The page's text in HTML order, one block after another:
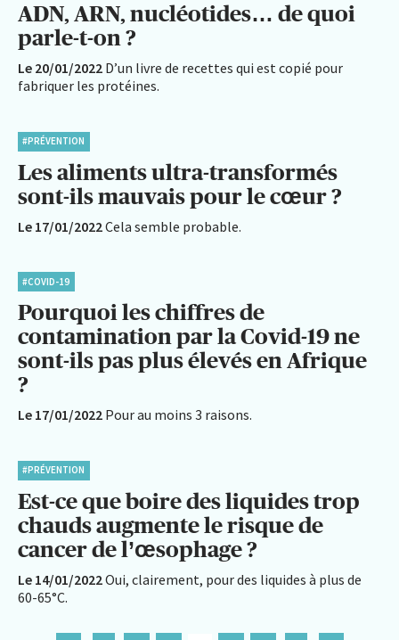
ADN, ARN, nucléotides… de quoi
parle-t-on ?
Le 20/01/2022 D’un livre de recettes qui est copié pour
fabriquer les protéines.
#PRÉVENTION
Les aliments ultra-transformés
sont-ils mauvais pour le cœur ?
Le 17/01/2022Cela semble probable.
#COVID-19
Pourquoi les chiffres de
contamination par la Covid-19 ne
sont-ils pas plus élevés en Afrique
?
Le 17/01/2022 Pour au moins 3 raisons.
#PRÉVENTION
Est-ce que boire des liquides trop
chauds augmente le risque de
cancer de l’œsophage ?
Le 14/01/2022Oui, clairement, pour des liquides à plus de
60-65°C.